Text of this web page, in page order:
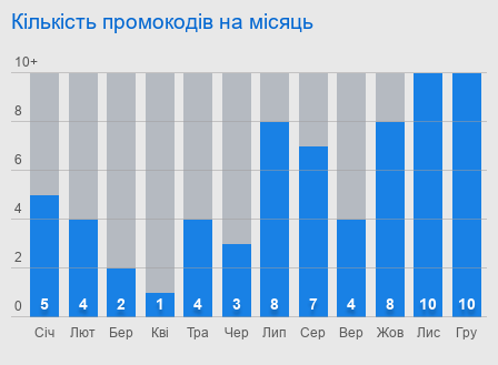
Кількість промокодів на місяць
0
2
4
6
8
10+
Січ
5
Лют
4
Бер
2
Кві
1
Тра
4
Чер
3
Лип
8
Сер
7
Вер
4
Жов
8
Лис
10
Гру
10